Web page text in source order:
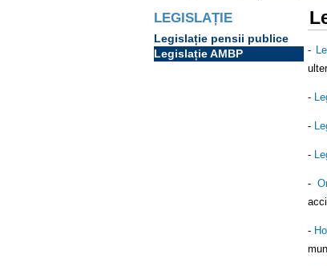
LEGISLAȚIE
Legislație pensii publice
Legislație AMBP
-
-
-
-
-
-